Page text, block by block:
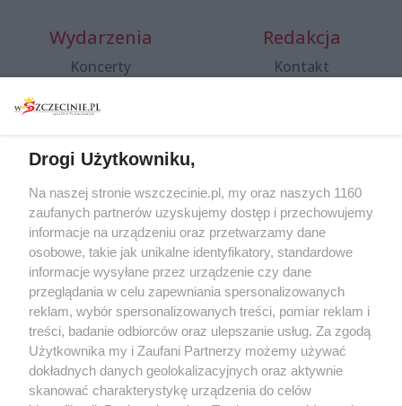
Wydarzenia
Koncerty
Spacery i oprowadzania
targi
Wernisaże
Więcej
Redakcja
Kontakt
Specjalny koncert z okazji
20. urodzin portalu
wSzczecinie.pl
Regulamin konkursów
śniadaniówka "Hej
Szczecin! Jest piątek!"
Partnerzy
Drogi Użytkowniku,
Na naszej stronie wszczecinie.pl, my oraz naszych 1160
zaufanych partnerów uzyskujemy dostęp i przechowujemy
informacje na urządzeniu oraz przetwarzamy dane
osobowe, takie jak unikalne identyfikatory, standardowe
informacje wysyłane przez urządzenie czy dane
przeglądania w celu zapewniania spersonalizowanych
reklam, wybór spersonalizowanych treści, pomiar reklam i
treści, badanie odbiorców oraz ulepszanie usług. Za zgodą
Użytkownika my i Zaufani Partnerzy możemy używać
dokładnych danych geolokalizacyjnych oraz aktywnie
skanować charakterystykę urządzenia do celów